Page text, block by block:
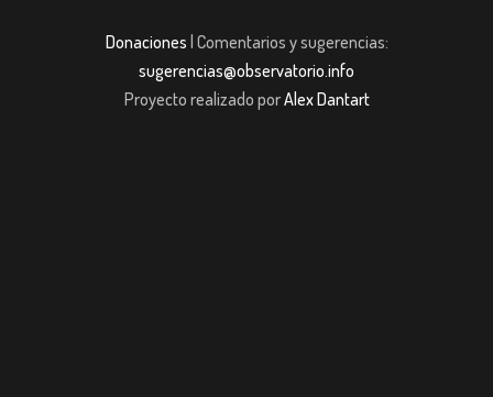
Donaciones | Comentarios y sugerencias:
sugerencias@observatorio.info
Proyecto realizado porAlex Dantart